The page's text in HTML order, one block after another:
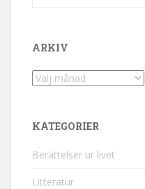
ARKIV
Arkiv
KATEGORIER
Berättelser ur livet
Litteratur